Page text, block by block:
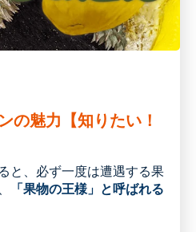
の魅力【知りたい！
と、必ず一度は遭遇する果
「果物の王様」と呼ばれる